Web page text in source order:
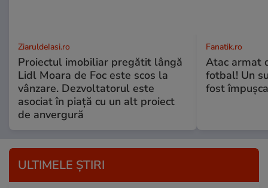
ZiaruldeIasi.ro
Proiectul imobiliar pregătit lângă
Lidl Moara de Foc este scos la
vânzare. Dezvoltatorul este
asociat în piață cu un alt proiect
de anvergură
Fanatik.ro
Atac armat
fotbal! Un
fost
ULTIMELE ȘTIRI